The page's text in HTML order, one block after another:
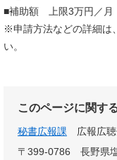
■補助額 上限3万円／月
※申請方法などの詳細は
い。
このページに関す
秘書広報課
広報広
〒399-0786
長野県